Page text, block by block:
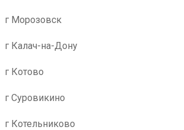
г Морозовск
г Калач-на-Дону
г Котово
г Суровикино
г Котельниково